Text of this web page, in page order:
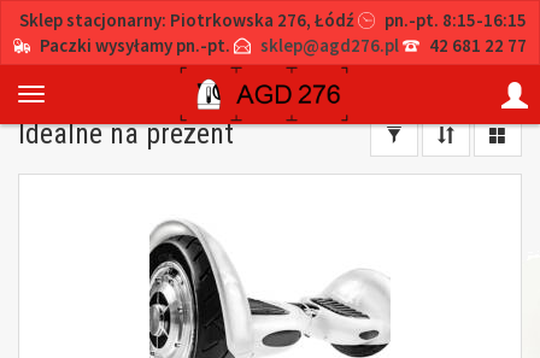
Sklep stacjonarny: Piotrkowska 276, Łódź
pn.-pt. 8:15-16:15
Paczki wysyłamy pn.-pt.
sklep@agd276.pl 42 681 22 77
Idealne na prezent